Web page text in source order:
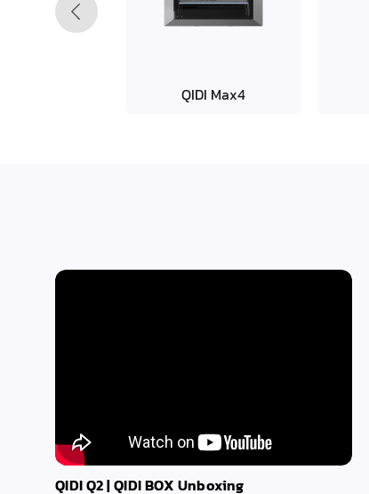
QIDI Max4
QIDIQ2|QIDI BOX Unboxing